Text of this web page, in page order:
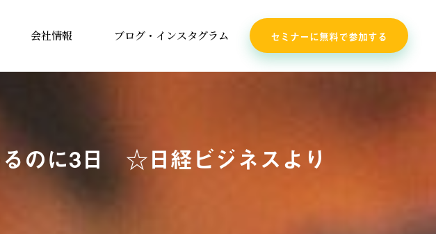
会社情報 ブログ・インスタグラム セミナーに無料で参加する
のに3日 ☆日経ビジネスより